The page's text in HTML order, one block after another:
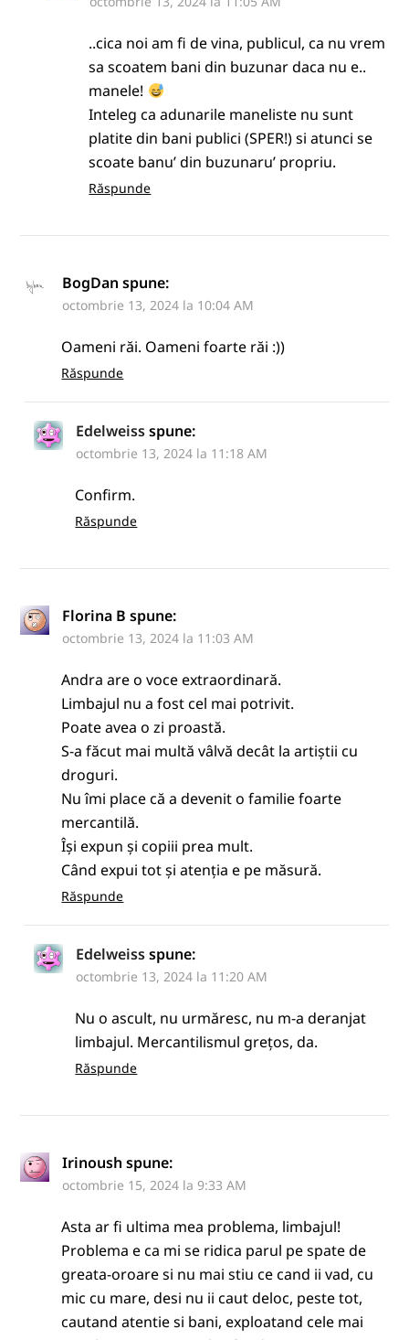
..cica noi am fi de vina, publicul, ca nu vrem
sa scoatem bani din buzunar daca nu e..
manele!
Inteleg ca adunarile maneliste nu sunt
platite din bani publici (SPER!) si atunci se
scoate banu’ din buzunaru’ propriu.
Răspunde
BogDan spune:
octombrie 13, 2024 la 10:04 AM
Oameni răi. Oameni foarte răi :))
Răspunde
Edelweiss spune:
octombrie 13, 2024 la 11:18 AM
Confirm.
Răspunde
Florina B spune:
octombrie 13, 2024 la 11:03 AM
Andra are o voce extraordinară.
Limbajul nu a fost cel mai potrivit.
Poate avea o zi proastă.
S-a făcut mai multă vâlvă decât la artiștii cu
droguri.
Nu îmi place că a devenit o familie foarte
mercantilă.
Își expun și copiii prea mult.
Când expui tot și atenția e pe măsură.
Răspunde
Edelweiss spune:
octombrie 13, 2024 la 11:20 AM
Nu o ascult, nu urmăresc, nu m-a deranjat
limbajul. Mercantilismul grețos, da.
Răspunde
Irinoush spune:
octombrie 15, 2024 la 9:33 AM
Asta ar fi ultima mea problema, limbajul!
Problema e ca mi se ridica parul pe spate de
greata-oroare si nu mai stiu ce cand ii vad, cu
mic cu mare, desi nu ii caut deloc, peste tot,
cautand atentie si bani, exploatand cele mai